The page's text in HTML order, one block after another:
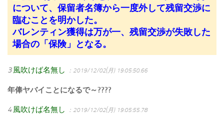
について、保留者名簿から一度外して残留交渉に
臨むことを明かした。
バレンティン獲得は万が一、残留交渉が失敗した
場合の「保険」となる。
3 風吹けば名無し ：2019/12/02(月) 19:05:50.66
年俸ヤバイことになるで～????
4 風吹けば名無し ：2019/12/02(月) 19:05:55.78